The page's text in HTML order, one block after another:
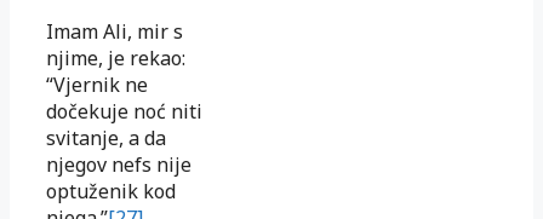
Imam Ali, mir s
njime, je rekao:
“Vjernik ne
dočekuje noć niti
svitanje, a da
njegov nefs nije
optuženik kod